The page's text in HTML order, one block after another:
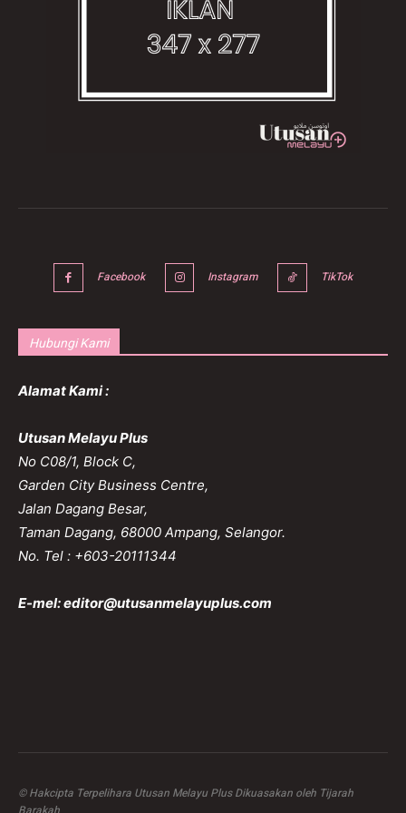
Facebook Instagram TikTok
Hubungi Kami
Alamat Kami :
Utusan Melayu Plus
No C08/1, Block C,
Garden City Business Centre,
Jalan Dagang Besar,
Taman Dagang, 68000 Ampang, Selangor.
No. Tel : +603-20111344
E-mel:editor@utusanmelayuplus.com
© Hakcipta Terpelihara Utusan Melayu Plus Dikuasakan oleh Tijarah